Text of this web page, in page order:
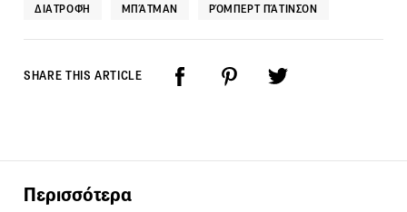
ΔΙΑΤΡΟΦΉ ΜΠΆΤΜΑΝ ΡΌΜΠΕΡΤ ΠΆΤΙΝΣΟΝ
SHARE THIS ARTICLE
Περισσότερα